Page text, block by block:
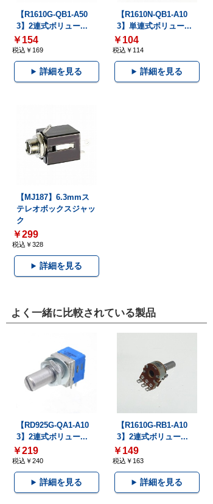
【R1610G-QB1-A50
3】2連式ボリュー...
￥154
税込￥169
詳細を見る
【R1610N-QB1-A10
3】単連式ボリュー...
￥104
税込￥114
詳細を見る
【MJ187】6.3mmス
テレオボックスジャッ
ク
￥299
税込￥328
詳細を見る
よく一緒に比較されている製品
【RD925G-QA1-A10
3】2連式ボリュー...
￥219
税込￥240
詳細を見る
【R1610G-RB1-A10
3】2連式ボリュー...
￥149
税込￥163
詳細を見る